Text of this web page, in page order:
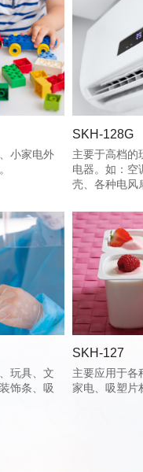
小家电外
SKH-128G
主要于高档的
电器。如：空
壳、各种电风
的生产。
玩具、文
饰条、吸
SKH-127
主要应用于各
家电、吸塑片